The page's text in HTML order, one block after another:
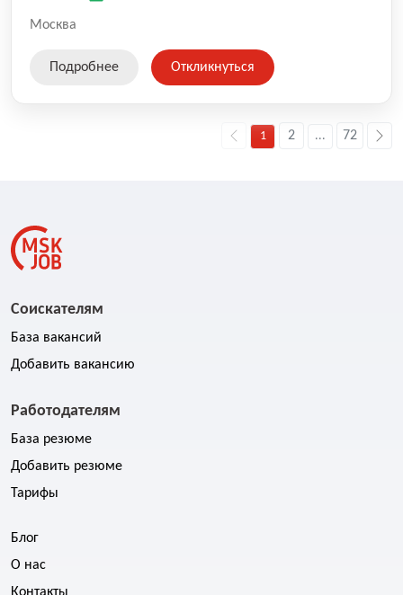
Москва
Подробнее Откликнуться
1 2 ... 72
Соискателям
База вакансий
Добавить вакансию
Работодателям
База резюме
Добавить резюме
Тарифы
Блог
О нас